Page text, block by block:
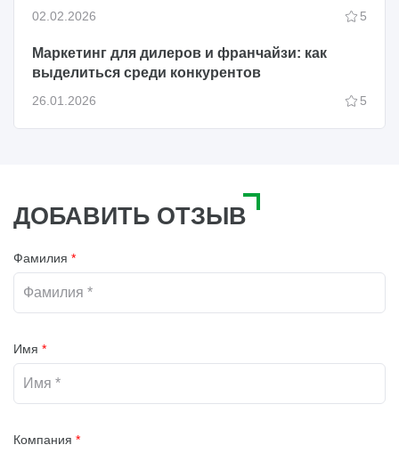
02.02.2026 5
Маркетинг для дилеров и франчайзи: как
выделиться среди конкурентов
26.01.2026 5
ДОБАВИТЬ ОТЗЫВ
Фамилия *
Имя *
Компания *